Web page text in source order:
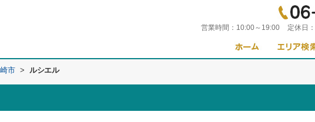
営業時間： 10:00～19:00 定休日：
市 > ルシエル